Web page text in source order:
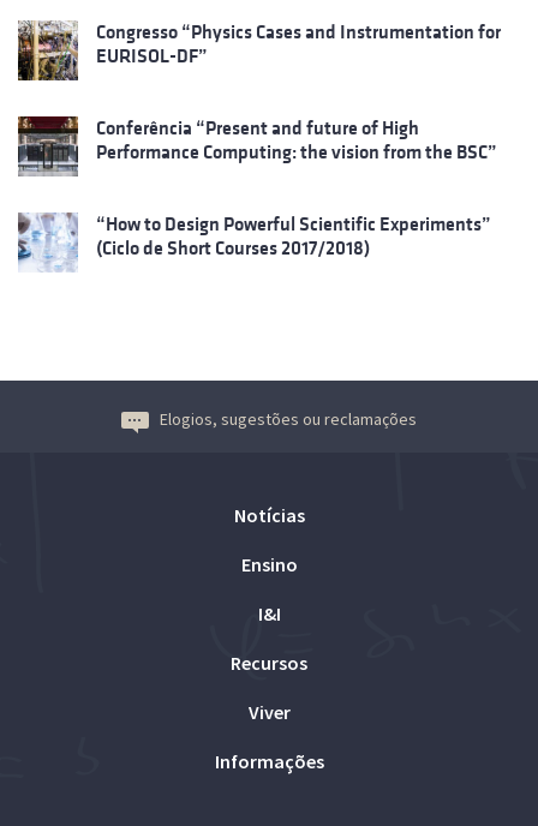
Congresso “Physics Cases and Instrumentation for
EURISOL-DF”
Conferência “Present and future of High
Performance Computing: the vision from the BSC”
“How to Design Powerful Scientific Experiments”
(Ciclo de Short Courses 2017/2018)
Elogios, sugestões ou reclamações
Notícias
Ensino
I&I
Recursos
Viver
Informações